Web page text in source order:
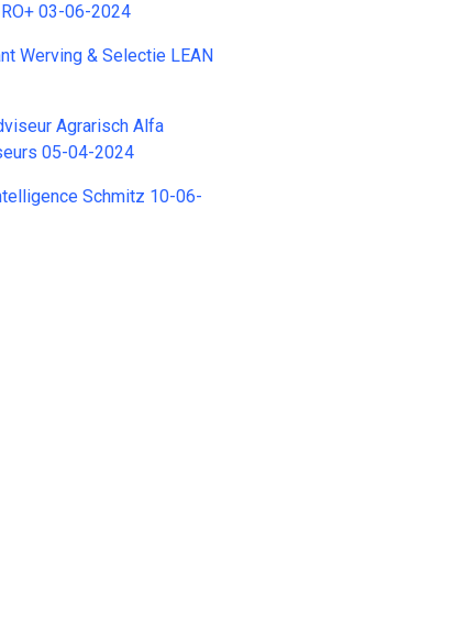
03-06-2024
Werving & Selectie LEAN
Agrarisch Alfa
05-04-2024
Schmitz 10-06-